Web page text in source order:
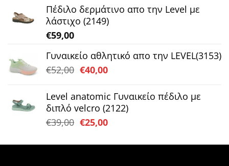
Πέδιλο δερμάτινο απο την Level με
λάστιχο (2149)
€59,00
Γυναικείο αθλητικό απο την LEVEL(3153)
€52,00 Original
was:
€52,00.
€40,00Η
τιμή
είναι:
€40,00.
Level anatomic Γυναικείο πέδιλο με
διπλό velcro (2122)
€39,00 Original
was:
€25,00Η
τιμή